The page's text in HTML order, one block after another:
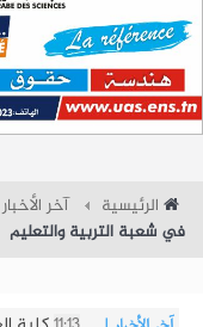
الرئيسية آخر الأخبار
في شعبة التربية والتعليم